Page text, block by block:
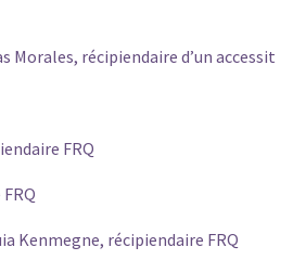
Morales, récipiendaire d’un accessit
FRQ
Kenmegne, récipiendaire FRQ